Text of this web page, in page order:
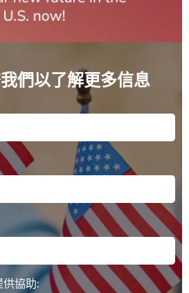
們以了解更多信息
供協助: